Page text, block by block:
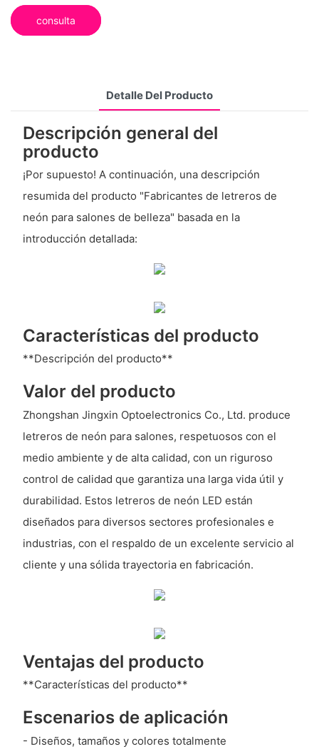
consulta
Detalle Del Producto
Descripción general del
producto
¡Por supuesto! A continuación, una descripción
resumida del producto "Fabricantes de letreros de
neón para salones de belleza" basada en la
introducción detallada:
Características del producto
**Descripción del producto**
Valor del producto
Zhongshan Jingxin Optoelectronics Co., Ltd. produce
letreros de neón para salones, respetuosos con el
medio ambiente y de alta calidad, con un riguroso
control de calidad que garantiza una larga vida útil y
durabilidad. Estos letreros de neón LED están
diseñados para diversos sectores profesionales e
industrias, con el respaldo de un excelente servicio al
cliente y una sólida trayectoria en fabricación.
Ventajas del producto
**Características del producto**
Escenarios de aplicación
- Diseños, tamaños y colores totalmente